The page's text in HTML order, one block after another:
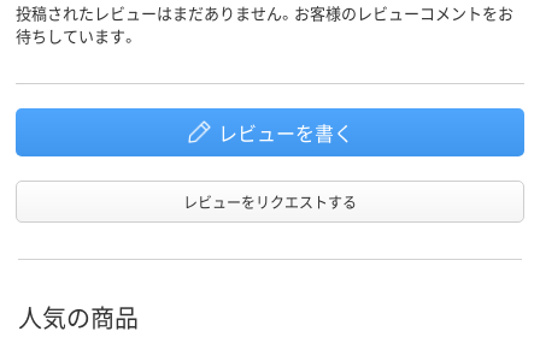
投稿されたレビューはまだありません。お客様のレビューコメントをお
待ちしています。
レビューを書く
レビューをリクエストする
人気の商品